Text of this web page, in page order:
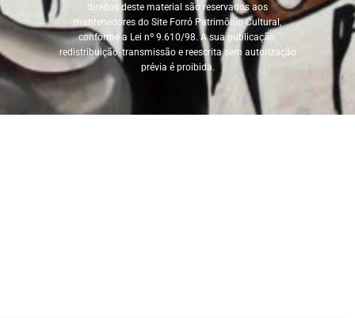
direitos deste material são reservados aos
mantenedores do Site Forró Patrimônio Cultural,
conforme a Lei nº 9.610/98. A sua publicação,
redistribuição, transmissão e reescrita sem autorização
prévia é proibida.